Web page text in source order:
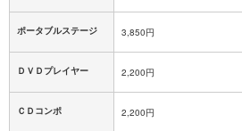
ポータブルステージ 3,850円
ＤＶＤプレイヤー 2,200円
ＣＤコンポ 2,200円